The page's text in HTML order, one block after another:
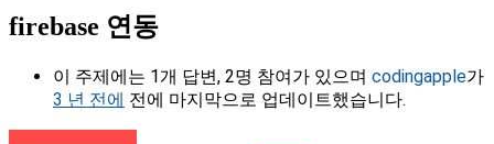
firebase 연동
이 주제에는 1개 답변, 2명 참여가 있으며 codingapple가
3 년 전에 전에 마지막으로 업데이트했습니다.